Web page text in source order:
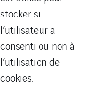
stocker si
l’utilisateur a
consenti ou non à
l’utilisation de
cookies.